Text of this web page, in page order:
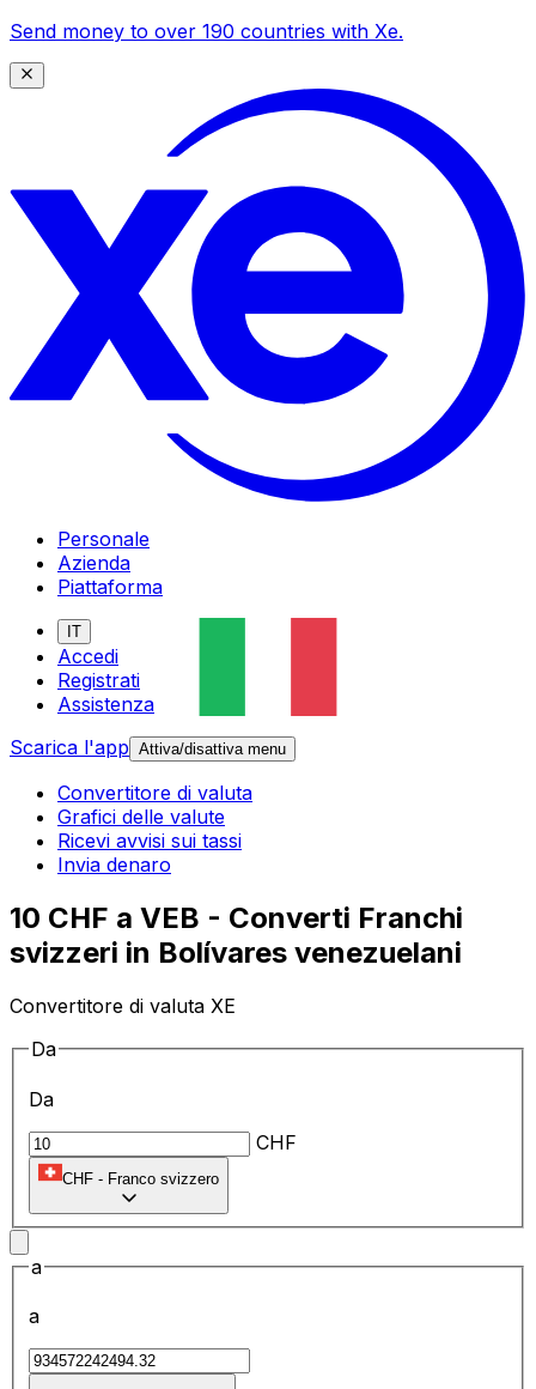
Send money to over 190 countries with Xe.
Personale
Azienda
Piattaforma
IT
Accedi
Registrati
Assistenza
Scarica l'app Attiva/disattiva menu
Convertitore di valuta
Grafici delle valute
Ricevi avvisi sui tassi
Invia denaro
10 CHF a VEB - Converti Franchi
svizzeri in Bolívares venezuelani
Convertitore di valuta XE
Da
Da
CHF
CHF - Franco svizzero
a
a